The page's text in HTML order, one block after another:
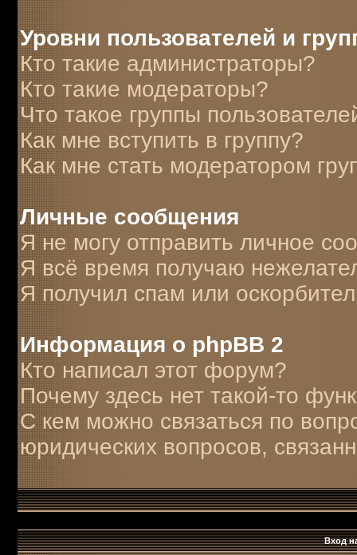
Уровни пользователей и
Кто такие администраторы?
Кто такие модераторы?
Что такое группы
Как мне вступить в группу?
Как мне стать модератором
Личные сообщения
Я не могу отправить личное
Я всё время получаю
Я получил спам или
Информация о phpBB 2
Кто написал этот форум?
Почему здесь нет такой-то
С кем можно связаться по
юридических вопросов,
Вход